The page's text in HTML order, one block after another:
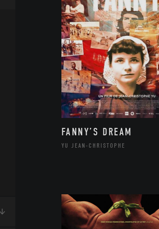
FANNY’S DREAM
YU JEAN-CHRISTOPHE